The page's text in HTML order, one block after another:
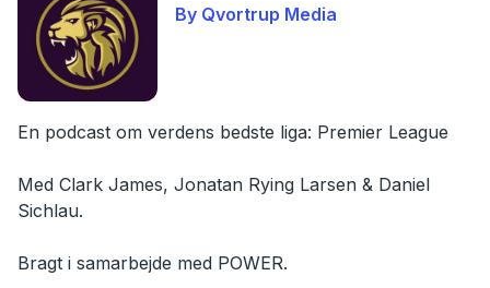
By Qvortrup Media
En podcast om verdens bedste liga: Premier League
Med Clark James, Jonatan Rying Larsen & Daniel
Sichlau.
Bragt i samarbejde med POWER.